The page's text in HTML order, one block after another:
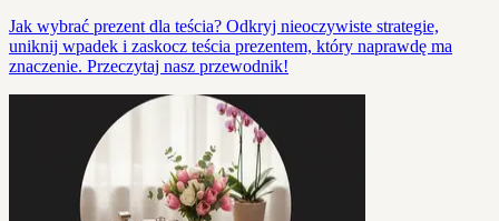
Jak wybrać prezent dla teścia? Odkryj nieoczywiste strategie,
uniknij wpadek i zaskocz teścia prezentem, który naprawdę ma
znaczenie. Przeczytaj nasz przewodnik!